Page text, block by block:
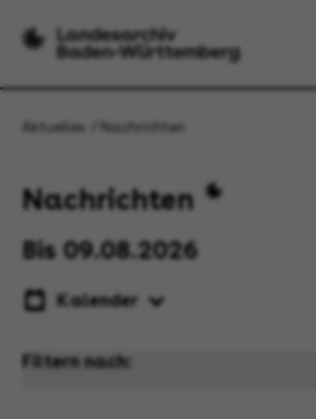
Aktuelles Nachrichten
Nachrichten
Bis 09.08.2026
Kalender
Filtern nach: